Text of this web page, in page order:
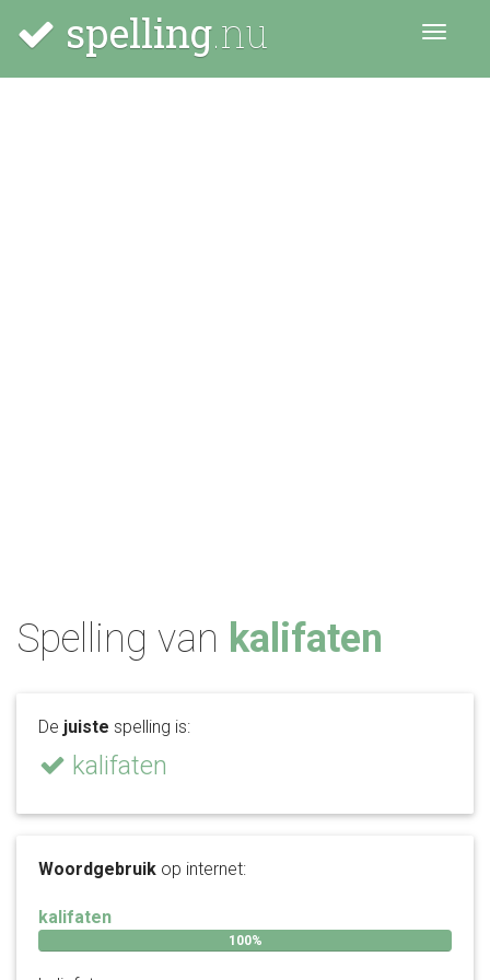
spelling.nu Menu
Spelling van kalifaten
De juiste spelling is:
kalifaten
Woordgebruik op internet:
kalifaten
100%